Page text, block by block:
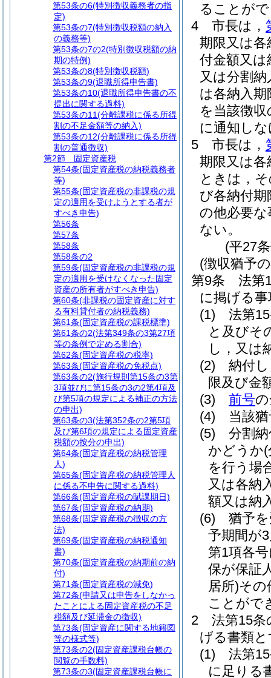
ることが
4
市長は，
期限又は各
付金額又
又は分割
は各納入
を当該徴
に通知し
5
市長は，
期限又は
ときは，
び各納付
の他必要
ない。
(平27
(徴収猶予
第9条
法第
に掲げる
(1)
法第
と及びそ
し，又は
(2)
納付
限及び金
(3)
前号
(4)
当該
(5)
分割
かどうか
を行う場
又は各納
額又は納
(6)
猶予
予期間が
第1項各
保が保証
居所)その
ことがで
2
法第15
げる書類
(1)
法第
に足りる
第53条の6(特別徴収義務者の指
定)
第53条の7(特別徴収税額の納入
の義務等)
第53条の7の2(特別徴収税額の納
期の特例)
第53条の8(特別徴収税額)
第53条の9(退職所得申告書)
第53条の10(退職所得申告書の不
提出に関する過料)
第53条の11(分離課税に係る所得
割の不足金額等の納入)
第53条の12(分離課税に係る所得
割の普通徴収)
第2節
固定資産税
第54条(固定資産税の納税義務者
等)
第55条(固定資産税の非課税の規
定の適用を受けようとする者が
すべき申告)
第56条
第57条
第58条
第58条の2
第59条(固定資産税の非課税の規
定の適用を受けなくなった固定
資産の所有者がすべき申告)
第60条(非課税の固定資産に対す
る有料貸付者の納税義務)
第61条(固定資産税の課税標準)
第61条の2(法第349条の3第27項
等の条例で定める割合)
第62条(固定資産税の税率)
第63条(固定資産税の免税点)
第63条の2(施行規則第15条の3第
3項並びに第15条の3の2第4項及
び第5項の規定による補正の方法
の申出)
第63条の3(法第352条の2第5項
及び第6項の規定による固定資産
税額の按分の申出)
第64条(固定資産税の納税管理
人)
第65条(固定資産税の納税管理人
に係る不申告に関する過料)
第66条(固定資産税の賦課期日)
第67条(固定資産税の納期)
第68条(固定資産税の徴収の方
法)
第69条(固定資産税の納税通知
書)
第70条(固定資産税の納期前の納
付)
第71条(固定資産税の減免)
第72条(申請又は申告をしなかっ
たことによる固定資産税の不足
税額及び延滞金の徴収)
第73条(固定資産に関する地籍図
等の様式等)
第73条の2(固定資産課税台帳の
閲覧の手数料)
第73条の3(固定資産課税台帳に